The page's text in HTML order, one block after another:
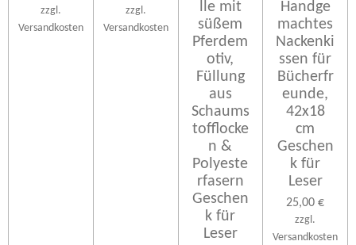
zzgl.
Versandkosten
zzgl.
Versandkosten
lle mit
süßem
Pferdem
otiv,
Füllung
aus
Schaums
tofflocke
n &
Polyeste
rfasern
Geschen
k für
Leser
Handge
machtes
Nackenki
ssen für
Bücherfr
eunde,
42x18
cm
Geschen
k für
Leser
25,00 €
zzgl.
Versandkosten